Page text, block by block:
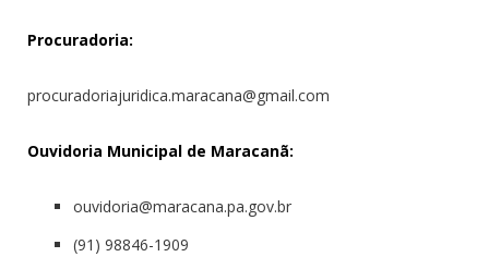
Procuradoria:
procuradoriajuridica.maracana@gmail.com
Ouvidoria Municipal de Maracanã:
ouvidoria@maracana.pa.gov.br
(91) 98846-1909